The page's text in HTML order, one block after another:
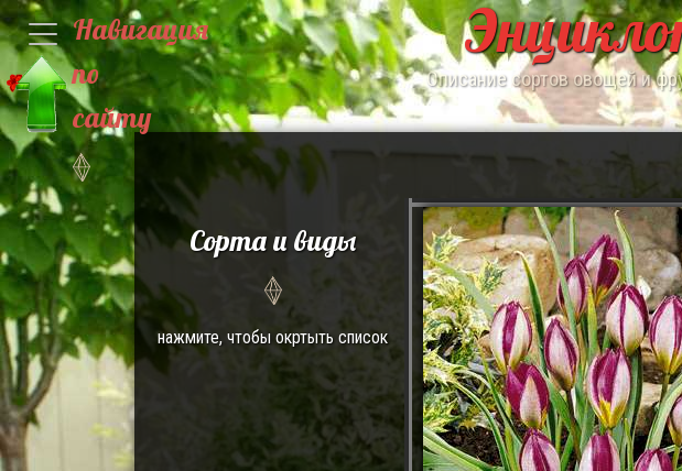
Навигация
по
сайту
Описание сортов овощей и
Сорта и виды
нажмите, чтобы окртыть список